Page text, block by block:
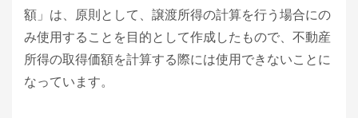
額」は、原則として、譲渡所得の計算を行う場合にの
み使用することを目的として作成したもので、不動産
所得の取得価額を計算する際には使用できないことに
なっています。